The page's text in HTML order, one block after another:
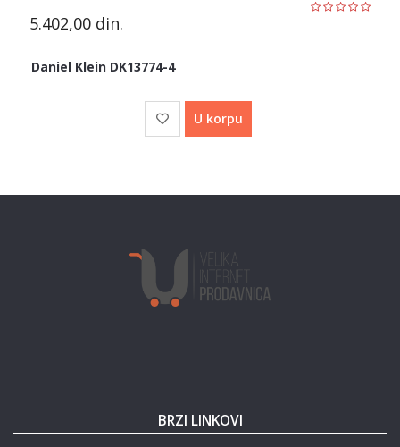
5.402,00 din.
Daniel Klein DK13774-4
U korpu
BRZI LINKOVI